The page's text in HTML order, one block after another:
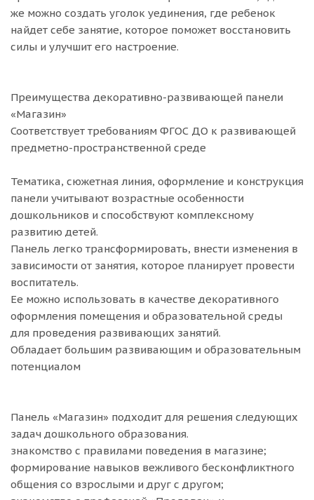
же можно создать уголок уединения, где ребенок
найдет себе занятие, которое поможет восстановить
силы и улучшит его настроение.
Преимущества декоративно-развивающей панели
«Магазин»
Соответствует требованиям ФГОС ДО к развивающей
предметно-пространственной среде
Тематика, сюжетная линия, оформление и конструкция
панели учитывают возрастные особенности
дошкольников и способствуют комплексному
развитию детей.
Панель легко трансформировать, внести изменения в
зависимости от занятия, которое планирует провести
воспитатель.
Ее можно использовать в качестве декоративного
оформления помещения и образовательной среды
для проведения развивающих занятий.
Обладает большим развивающим и образовательным
потенциалом
Панель «Магазин» подходит для решения следующих
задач дошкольного образования.
знакомство с правилами поведения в магазине;
формирование навыков вежливого бесконфликтного
общения со взрослыми и друг с другом;